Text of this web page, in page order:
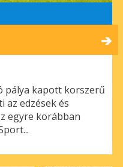
pálya kapott korszerű
az edzések és
egyre korábban